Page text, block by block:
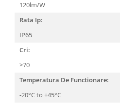
120lm/W
Rata Ip:
IP65
Cri:
>70
Temperatura De Functionare:
-20°C to +45°C